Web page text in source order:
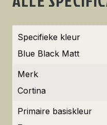
Specifieke kleur
Blue Black Matt
Merk
Cortina
Primaire basiskleur